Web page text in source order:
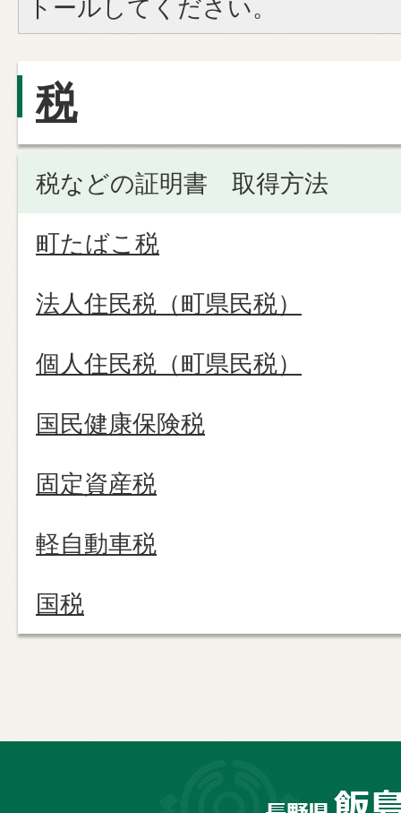
トールしてください。
税
税などの証明書 取得方法
町たばこ税
法人住民税（町県民税）
個人住民税（町県民税）
国民健康保険税
固定資産税
軽自動車税
国税